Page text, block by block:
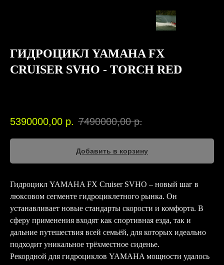
ГИДРОЦИКЛ YAMAHA FX
CRUISER SVHO - TORCH RED
5390000,00 р. 7490000,00 р.
Добавить в корзину
Гидроцикл YAMAHA FX Cruiser SVHO – новый шаг в
люксовом сегменте гидроциклетного рынка. Он
устанавливает новые стандарты скорости и комфорта. В
сферу применения входят как спортивная езда, так и
дальние путешествия всей семьёй, для которых идеально
подходит уникальное трёхместное сиденье.
Рекордной для гидроциклов YAMAHA мощности удалось